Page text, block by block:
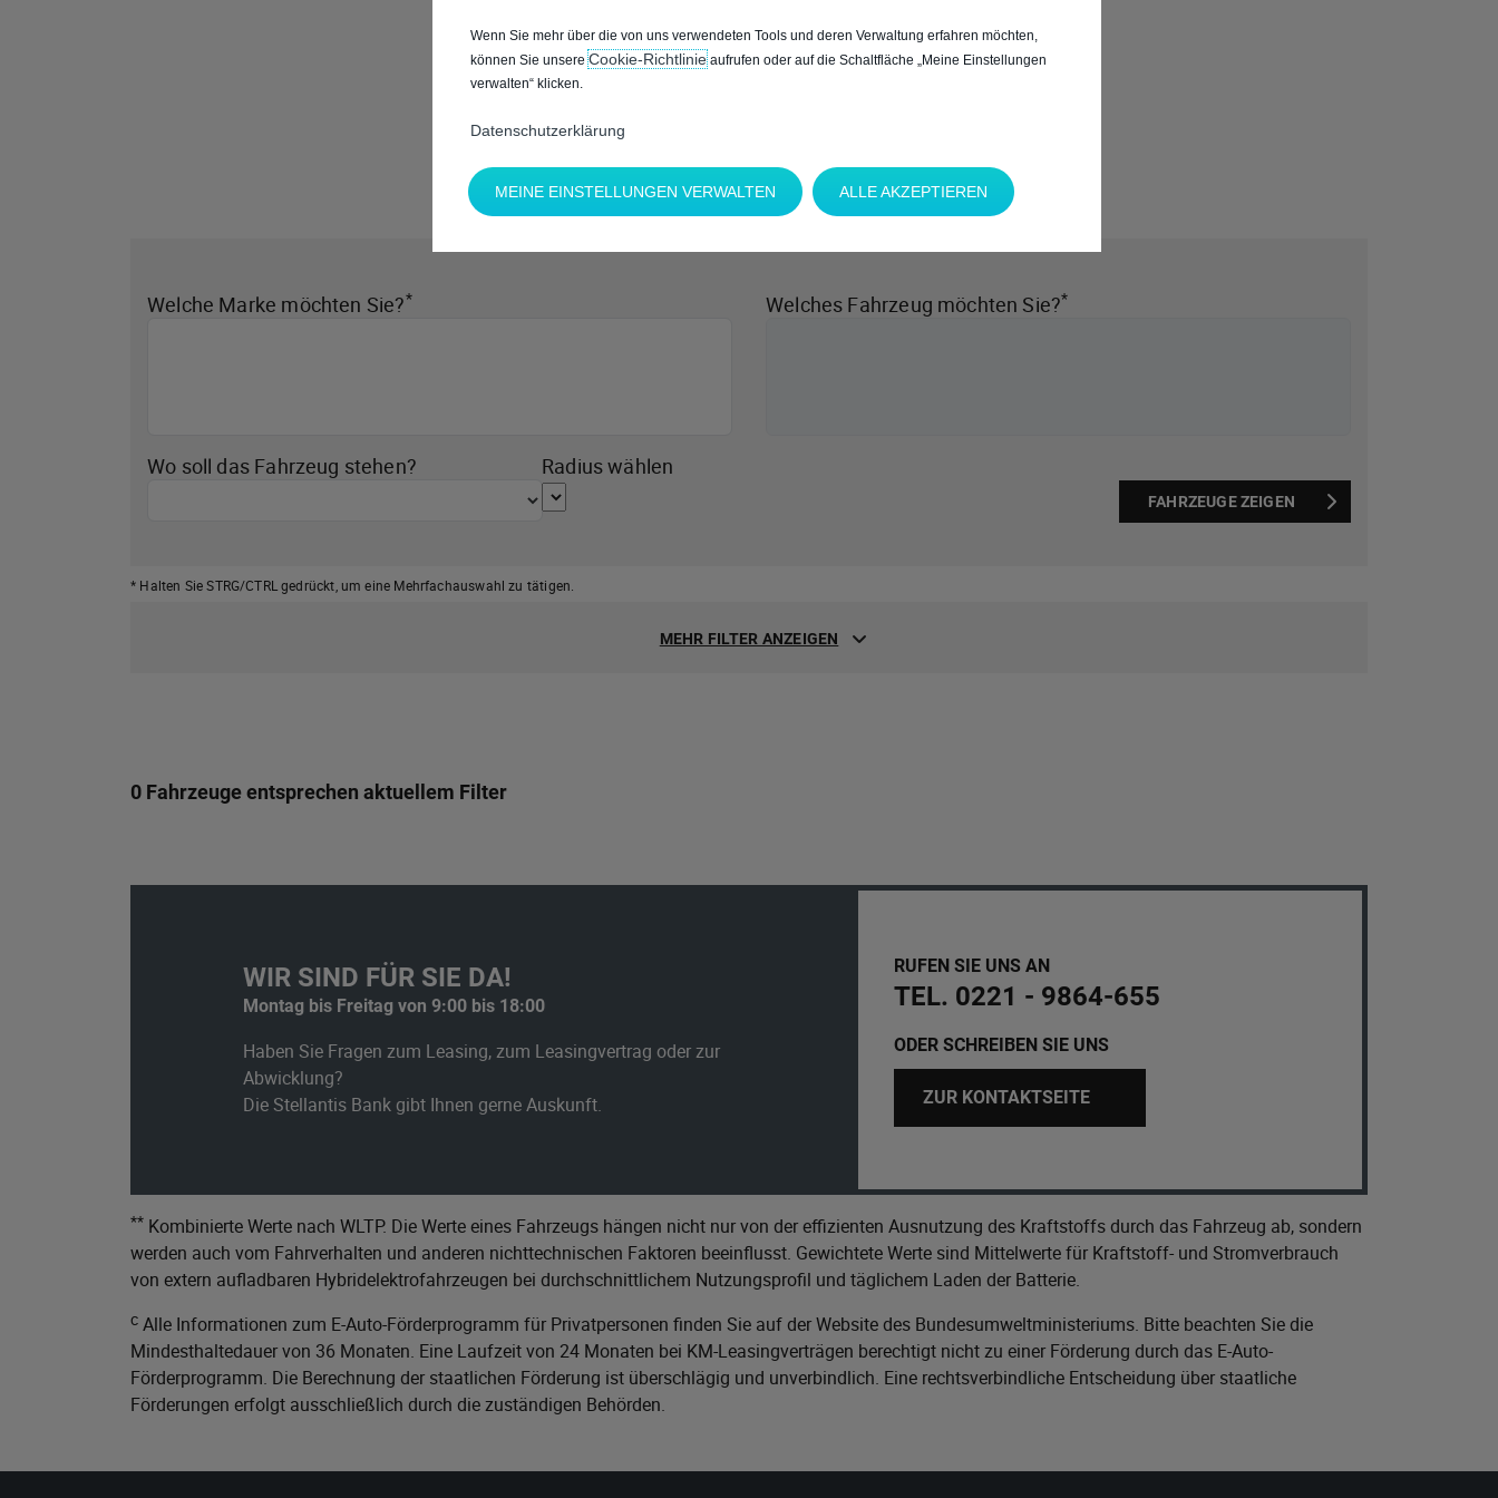
Welche Marke möchten Sie?* Welches Fahrzeug möchten Sie?*
Wo soll das Fahrzeug stehen? Radius wählen
FAHRZEUGE ZEIGEN
* Halten Sie STRG/CTRL gedrückt, um eine Mehrfachauswahl zu tätigen.
MEHR FILTER ANZEIGEN
0 Fahrzeuge entsprechen aktuellem Filter
WIR SIND FÜR SIE DA!
Montag bis Freitag von 9:00 bis 18:00
Haben Sie Fragen zum Leasing, zum Leasingvertrag oder zur
Abwicklung?
Die Stellantis Bank gibt Ihnen gerne Auskunft.
RUFEN SIE UNS AN
TEL. 0221 - 9864-655
ODER SCHREIBEN SIE UNS
ZUR KONTAKTSEITE
** Kombinierte Werte nach WLTP. Die Werte eines Fahrzeugs hängen nicht nur von der effizienten Ausnutzung des Kraftstoffs durch das Fahrzeug ab, sondern
werden auch vom Fahrverhalten und anderen nichttechnischen Faktoren beeinflusst. Gewichtete Werte sind Mittelwerte für Kraftstoff- und Stromverbrauch
von extern aufladbaren Hybridelektrofahrzeugen bei durchschnittlichem Nutzungsprofil und täglichem Laden der Batterie.
c Alle Informationen zum E-Auto-Förderprogramm für Privatpersonen finden Sie auf der Website des Bundesumweltministeriums. Bitte beachten Sie die
Mindesthaltedauer von 36 Monaten. Eine Laufzeit von 24 Monaten bei KM-Leasingverträgen berechtigt nicht zu einer Förderung durch das E-Auto-
Förderprogramm. Die Berechnung der staatlichen Förderung ist überschlägig und unverbindlich. Eine rechtsverbindliche Entscheidung über staatliche
Förderungen erfolgt ausschließlich durch die zuständigen Behörden.
Wenn Sie mehr über die von uns verwendeten Tools und deren Verwaltung erfahren möchten,
können Sie unsereCookie‑Richtlinieaufrufen oder auf die Schaltfläche „Meine Einstellungen
verwalten“ klicken.
Datenschutzerklärung
MEINE EINSTELLUNGEN VERWALTEN ALLE AKZEPTIEREN